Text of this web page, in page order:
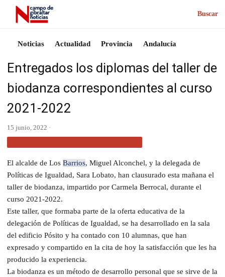
Buscar
Noticias Actualidad Provincia Andalucía
Entregados los diplomas del taller de
biodanza correspondientes al curso
2021-2022
15 junio, 2022 ·
El alcalde de Los Barrios, Miguel Alconchel, y la delegada de
Políticas de Igualdad, Sara Lobato, han clausurado esta mañana el
taller de biodanza, impartido por Carmela Berrocal, durante el
curso 2021-2022.
Este taller, que formaba parte de la oferta educativa de la
delegación de Políticas de Igualdad, se ha desarrollado en la sala
del edificio Pósito y ha contado con 10 alumnas, que han
expresado y compartido en la cita de hoy la satisfacción que les ha
producido la experiencia.
La biodanza es un método de desarrollo personal que se sirve de la